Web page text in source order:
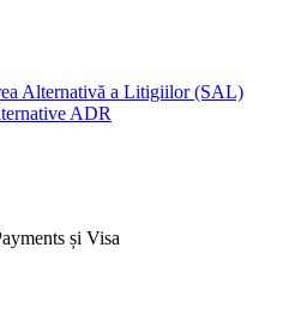
Alternativă a Litigiilor (SAL)
ADR